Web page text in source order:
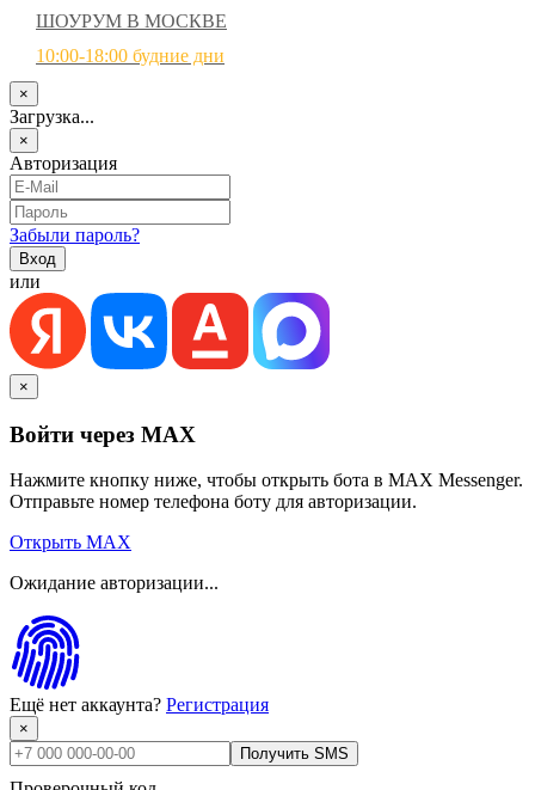
ШОУРУМ В МОСКВЕ
10:00-18:00 будние дни
×
Загрузка...
×
Авторизация
Забыли пароль?
или
×
Войти через MAX
Нажмите кнопку ниже, чтобы открыть бота в MAX Messenger.
Отправьте номер телефона боту для авторизации.
Открыть MAX
Ожидание авторизации...
Ещё нет аккаунта? Регистрация
×
Получить SMS